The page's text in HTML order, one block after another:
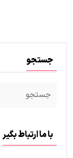
جستجو
با ما ارتباط بگیر